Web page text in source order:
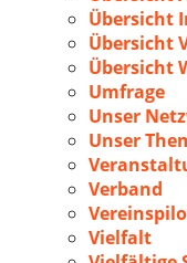
Übersicht
Übersicht
Übersicht
Umfrage
Unser
Unser
Verband
Vielfalt